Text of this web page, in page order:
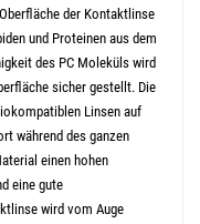
der Kontaktlinse
und Proteinen aus dem
des PC Moleküls wird
sicher gestellt. Die
Linsen auf
während des ganzen
einen hohen
eine gute
wird vom Auge